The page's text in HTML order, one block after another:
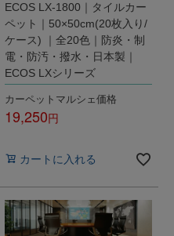
ECOS LX-1800｜タイルカー
ペット｜50×50cm(20枚入り/
ケース) ｜全20色｜防炎・制
電・防汚・撥水・日本製｜
ECOS LXシリーズ
カーペットマルシェ価格
19,250
カートに入れる